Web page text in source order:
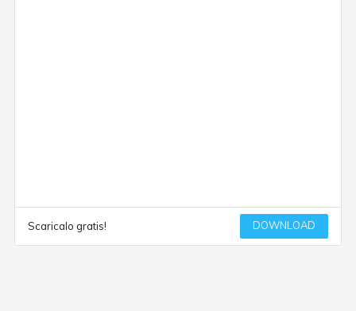
Scaricalo gratis! DOWNLOAD